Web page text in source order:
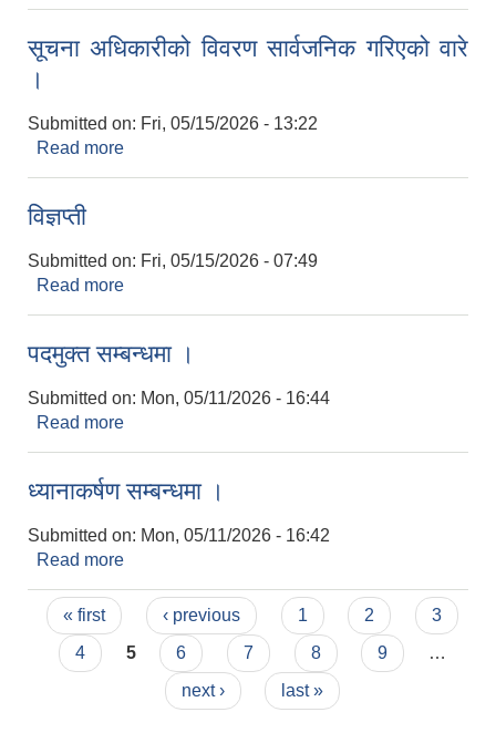
सूचना अधिकारीको विवरण सार्वजनिक गरिएको वारे
।
Submitted on: Fri, 05/15/2026 - 13:22
Read more
विज्ञप्ती
Submitted on: Fri, 05/15/2026 - 07:49
Read more
पदमुक्त सम्बन्धमा ।
Submitted on: Mon, 05/11/2026 - 16:44
Read more
ध्यानाकर्षण सम्बन्धमा ।
Submitted on: Mon, 05/11/2026 - 16:42
Read more
Pages
« first ‹ previous 1 2
3
4
5 6 7 8 9
…
next ›
last »